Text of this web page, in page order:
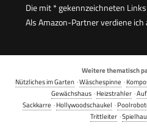
Die mit * gekennzeichneten
Als Amazon-Partner verdiene
Weitere thematisch
Nützliches im Garten·Wäschespinne ·
Gewächshaus·Heizstrahler·
Sackkarre ·Hollywoodschaukel ·
Trittleiter·